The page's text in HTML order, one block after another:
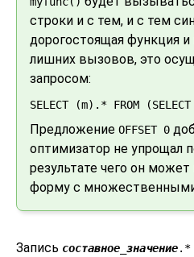
строки и с тем, и с тем
дорогостоящая функция
лишних вызовов, это
запросом:
SELECT (m).* FROM
Предложение OFFSET 0
оптимизатор не упрощал
результате чего он
форму с
Запись составное_значение.*